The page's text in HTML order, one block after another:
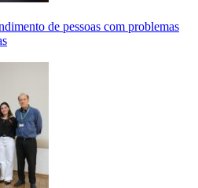
de pessoas com problemas